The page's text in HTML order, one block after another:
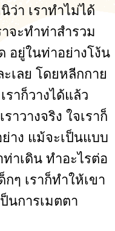
ว่า เราทำไม่ได้
จะทำท่าสำรวม
อยู่ในท่าอย่างโง้น
เลย โดยหลีกกาย
ราก็วางได้แล้ว
วางจริง ใจเราก็
ย่าง แม้จะเป็นแบบ
าเดิน ทำอะไรต่อ
ๆ เราก็ทำให้เขา
นการเมตตา